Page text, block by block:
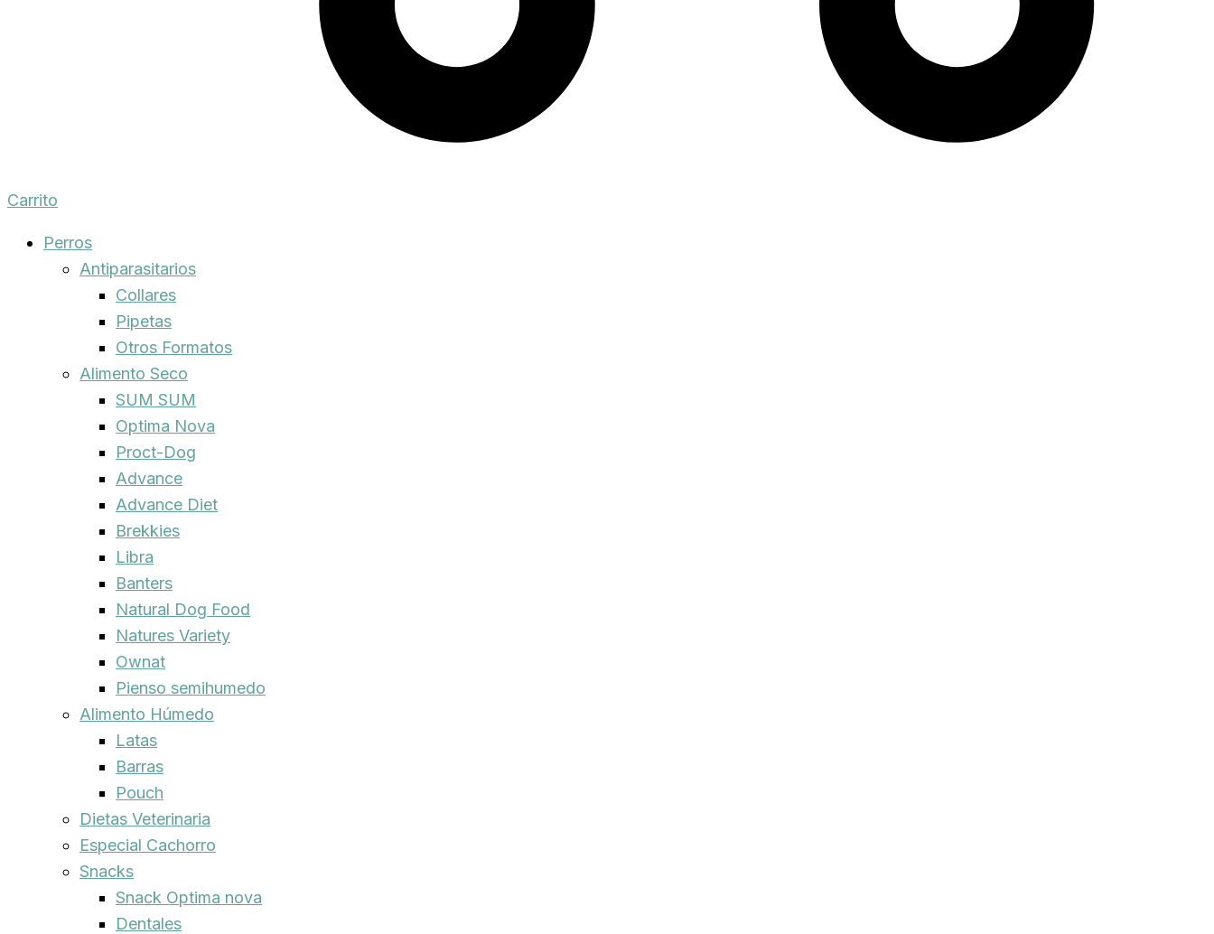
Carrito
Perros
Antiparasitarios
Collares
Pipetas
Otros Formatos
Alimento Seco
SUM SUM
Optima Nova
Proct-Dog
Advance
Advance Diet
Brekkies
Libra
Banters
Natural Dog Food
Natures Variety
Ownat
Pienso semihumedo
Alimento Húmedo
Latas
Barras
Pouch
Dietas Veterinaria
Especial Cachorro
Snacks
Snack Optima nova
Dentales